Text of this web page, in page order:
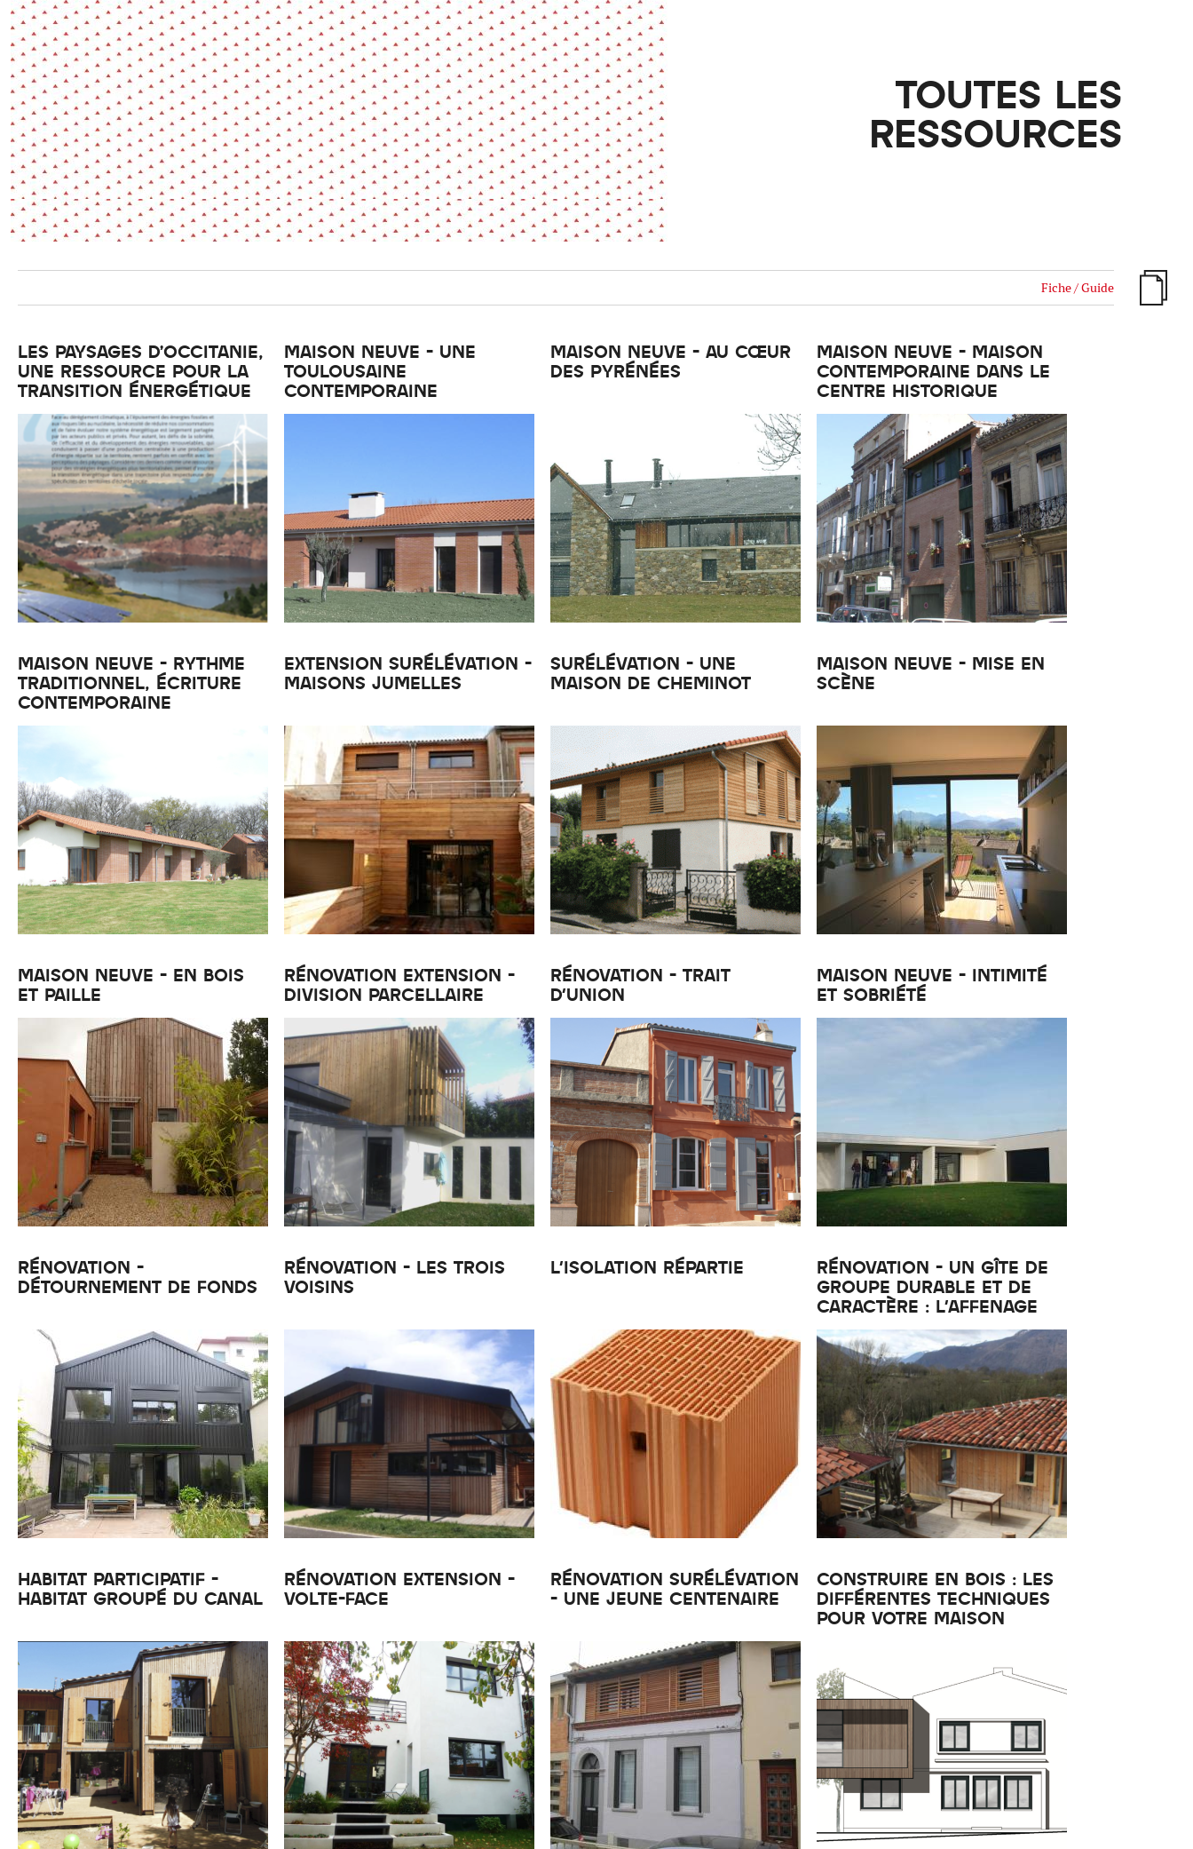
Environnement
Habiter
Jeunes
Patrimoine
Paysage
Société
Transition écologique
Urbanisme
Expérience Exposition Fiche / Guide Livre Podcast
Revue Revue de presse Vidéo
La paille / le chanvre
Le verre
TOUTES LES
RESSOURCES
Fiche / Guide
LES PAYSAGES D’OCCITANIE,
UNE RESSOURCE POUR LA
TRANSITION ÉNERGÉTIQUE
MAISON NEUVE - UNE
TOULOUSAINE
CONTEMPORAINE
MAISON NEUVE - AU CŒUR
DES PYRÉNÉES
MAISON NEUVE - MAISON
CONTEMPORAINE DANS LE
CENTRE HISTORIQUE
MAISON NEUVE - RYTHME
TRADITIONNEL, ÉCRITURE
CONTEMPORAINE
EXTENSION SURÉLÉVATION -
MAISONS JUMELLES
SURÉLÉVATION - UNE
MAISON DE CHEMINOT
MAISON NEUVE - MISE EN
SCÈNE
MAISON NEUVE - EN BOIS
ET PAILLE
RÉNOVATION EXTENSION -
DIVISION PARCELLAIRE
RÉNOVATION - TRAIT
D'UNION
MAISON NEUVE - INTIMITÉ
ET SOBRIÉTÉ
RÉNOVATION -
DÉTOURNEMENT DE FONDS
RÉNOVATION - LES TROIS
VOISINS
L'ISOLATION RÉPARTIE
RÉNOVATION - UN GÎTE DE
GROUPE DURABLE ET DE
CARACTÈRE : L'AFFENAGE
HABITAT PARTICIPATIF -
HABITAT GROUPÉ DU CANAL
RÉNOVATION EXTENSION -
VOLTE-FACE
RÉNOVATION SURÉLÉVATION
- UNE JEUNE CENTENAIRE
CONSTRUIRE EN BOIS : LES
DIFFÉRENTES TECHNIQUES
POUR VOTRE MAISON